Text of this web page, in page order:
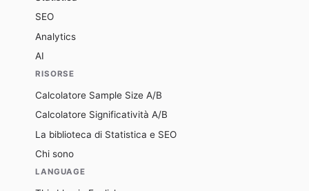
SEO
Analytics
AI
RISORSE
Calcolatore Sample Size A/B
Calcolatore Significatività A/B
La biblioteca di Statistica e SEO
Chi sono
LANGUAGE